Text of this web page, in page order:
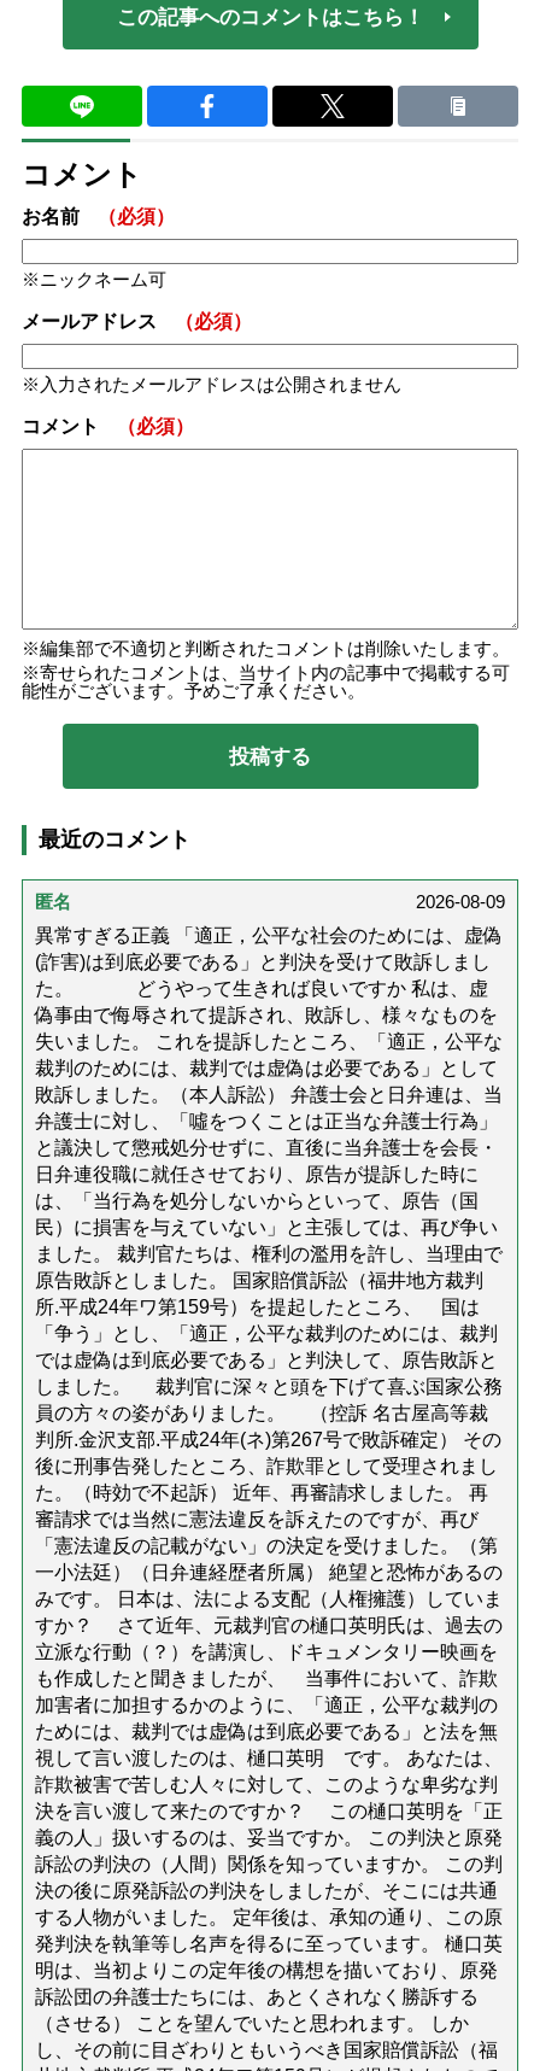
この記事へのコメントはこちら！
コメント
お名前 （必須）
ニックネーム可
メールアドレス （必須）
入力されたメールアドレスは公開されません
コメント （必須）
編集部で不適切と判断されたコメントは削除いたします。
寄せられたコメントは、当サイト内の記事中で掲載する可
能性がございます。予めご了承ください。
最近のコメント
匿名
2026-08-09
異常すぎる正義 「適正，公平な社会のためには、虚偽
(詐害)は到底必要である」と判決を受けて敗訴しまし
た。 どうやって生きれば良いですか 私は、虚
偽事由で侮辱されて提訴され、敗訴し、様々なものを
失いました。 これを提訴したところ、「適正，公平な
裁判のためには、裁判では虚偽は必要である」として
敗訴しました。（本人訴訟） 弁護士会と日弁連は、当
弁護士に対し、「噓をつくことは正当な弁護士行為」
と議決して懲戒処分せずに、直後に当弁護士を会長・
日弁連役職に就任させており、原告が提訴した時に
は、「当行為を処分しないからといって、原告（国
民）に損害を与えていない」と主張しては、再び争い
ました。 裁判官たちは、権利の濫用を許し、当理由で
原告敗訴としました。 国家賠償訴訟（福井地方裁判
所.平成24年ワ第159号）を提起したところ、 国は
「争う」とし、「適正，公平な裁判のためには、裁判
では虚偽は到底必要である」と判決して、原告敗訴と
しました。 裁判官に深々と頭を下げて喜ぶ国家公務
員の方々の姿がありました。 （控訴 名古屋高等裁
判所.金沢支部.平成24年(ネ)第267号で敗訴確定） その
後に刑事告発したところ、詐欺罪として受理されまし
た。（時効で不起訴） 近年、再審請求しました。 再
審請求では当然に憲法違反を訴えたのですが、再び
「憲法違反の記載がない」の決定を受けました。（第
一小法廷）（日弁連経歴者所属） 絶望と恐怖があるの
みです。 日本は、法による支配（人権擁護）していま
すか？ さて近年、元裁判官の樋口英明氏は、過去の
立派な行動（？）を講演し、ドキュメンタリー映画を
も作成したと聞きましたが、 当事件において、詐欺
加害者に加担するかのように、「適正，公平な裁判の
ためには、裁判では虚偽は到底必要である」と法を無
視して言い渡したのは、樋口英明 です。 あなたは、
詐欺被害で苦しむ人々に対して、このような卑劣な判
決を言い渡して来たのですか？ この樋口英明を「正
義の人」扱いするのは、妥当ですか。 この判決と原発
訴訟の判決の（人間）関係を知っていますか。 この判
決の後に原発訴訟の判決をしましたが、そこには共通
する人物がいました。 定年後は、承知の通り、この原
発判決を執筆等し名声を得るに至っています。 樋口英
明は、当初よりこの定年後の構想を描いており、原発
訴訟団の弁護士たちには、あとくされなく勝訴する
（させる） ことを望んでいたと思われます。 しか
し、その前に目ざわりともいうべき国家賠償訴訟（福